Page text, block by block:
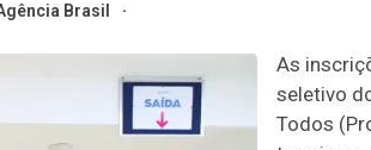
Brasil
As
seletivo
Todos